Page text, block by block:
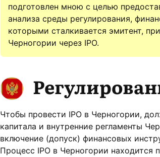
подготовлен мною с целью
анализа среды регулирования,
которыми сталкивается эмитент,
Черногории через IPO.
Чтобы провести IPO в Черногории,
капитала и внутренние регламенты
включение (допуск) финансовых
Процесс IPO в Черногории